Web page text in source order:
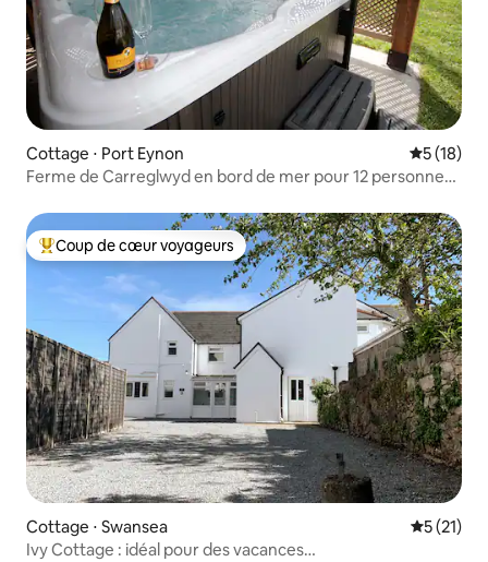
Cottage ⋅ Port Eynon
5 (18)
Ferme de Carreglwyd en bord de mer pour 12 personnes
Coups de cœur voyageurs les plus appréciés
Coup de cœur voyageurs
Cottage ⋅ Swansea
5 (21)
Ivy Cottage : idéal pour des vacances